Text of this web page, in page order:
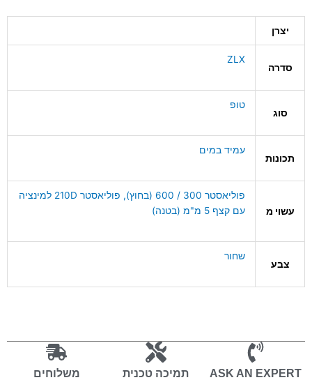
יצרן
סדרה
ZLX
סוג
טופ
תכונות
עמיד במים
עשוי מ
פוליאסטר 300 / 600 (בחוץ), פוליאסטר 210D למינציה
עם קצף 5 מ"מ (בטנה)
צבע
שחור
ASK AN EXPERT תמיכה טכנית משלוחים